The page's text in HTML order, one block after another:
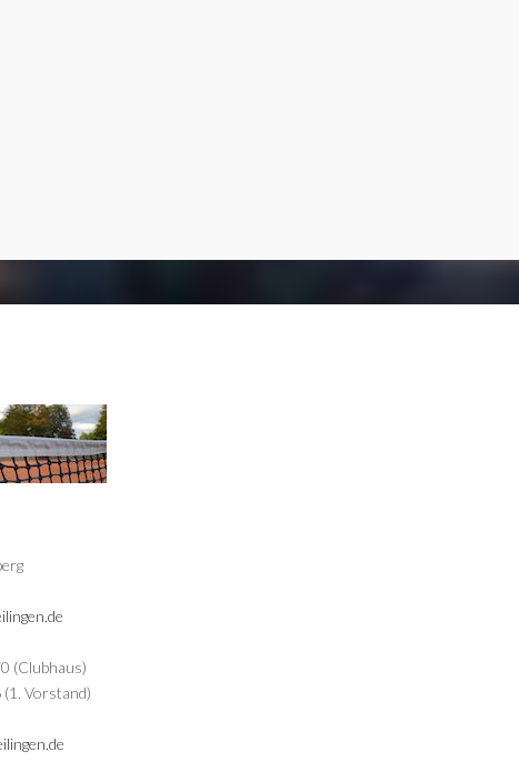
(Clubhaus)
Vorstand)